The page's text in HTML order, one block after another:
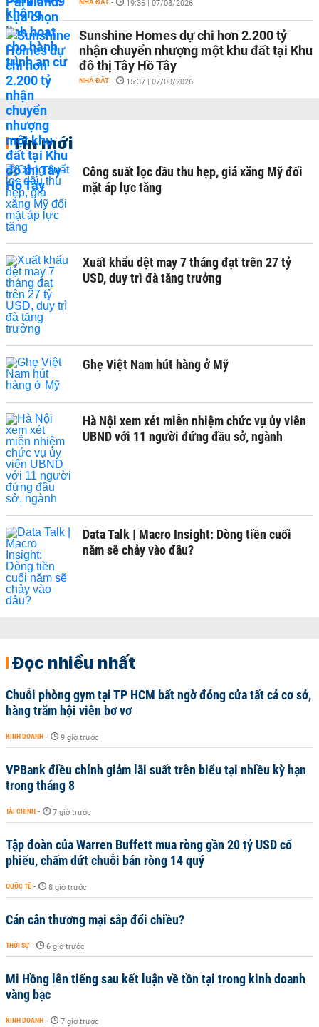
NHÀ ĐẤT - 19:36 | 07/08/2026
Sunshine Homes dự chi hơn 2.200 tỷ
nhận chuyển nhượng một khu đất tại Khu
đô thị Tây Hồ Tây
NHÀ ĐẤT - 15:37 | 07/08/2026
Tin mới
Công suất lọc dầu thu hẹp, giá xăng Mỹ đối
mặt áp lực tăng
Xuất khẩu dệt may 7 tháng đạt trên 27 tỷ
USD, duy trì đà tăng trưởng
Ghẹ Việt Nam hút hàng ở Mỹ
Hà Nội xem xét miễn nhiệm chức vụ ủy viên
UBND với 11 người đứng đầu sở, ngành
Data Talk | Macro Insight: Dòng tiền cuối
năm sẽ chảy vào đâu?
Đọc nhiều nhất
Chuỗi phòng gym tại TP HCM bất ngờ đóng cửa tất cả cơ sở,
hàng trăm hội viên bơ vơ
KINH DOANH - 9 giờ trước
VPBank điều chỉnh giảm lãi suất trên biểu tại nhiều kỳ hạn
trong tháng 8
TÀI CHÍNH - 7 giờ trước
Tập đoàn của Warren Buffett mua ròng gần 20 tỷ USD cổ
phiếu, chấm dứt chuỗi bán ròng 14 quý
QUỐC TẾ - 8 giờ trước
Cán cân thương mại sắp đổi chiều?
THỜI SỰ - 6 giờ trước
Mi Hồng lên tiếng sau kết luận về tồn tại trong kinh doanh
vàng bạc
KINH DOANH - 7 giờ trước